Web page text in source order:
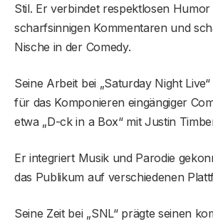
Stil. Er verbindet respektlosen Humor
scharfsinnigen Kommentaren und
Nische in der Comedy.
Seine Arbeit bei „Saturday Night
für das Komponieren eingängiger
etwa „D-ck in a Box“ mit Justin
Er integriert Musik und Parodie
das Publikum auf verschiedenen
Seine Zeit bei „SNL“ prägte seinen